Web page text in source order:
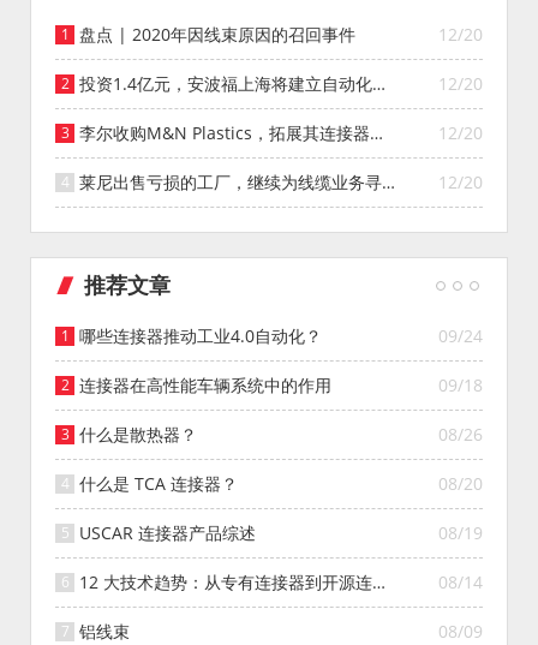
12/20
盘点 | 2020年因线束原因的召回事件
12/20
投资1.4亿元，安波福上海将建立自动化智
能仓库
12/20
李尔收购M&N Plastics，拓展其连接器系
统业务
12/20
莱尼出售亏损的工厂，继续为线缆业务寻找
投资者
推荐文章
09/24
哪些连接器推动工业4.0自动化？
09/18
连接器在高性能车辆系统中的作用
08/26
什么是散热器？
08/20
什么是 TCA 连接器？
08/19
USCAR 连接器产品综述
08/14
12 大技术趋势：从专有连接器到开源连接
器的演变
08/09
铝线束